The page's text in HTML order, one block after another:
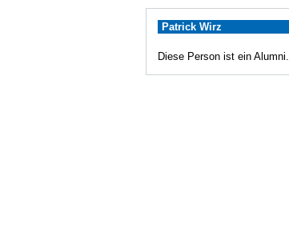
Patrick Wirz
Diese Person ist ein Alumni.